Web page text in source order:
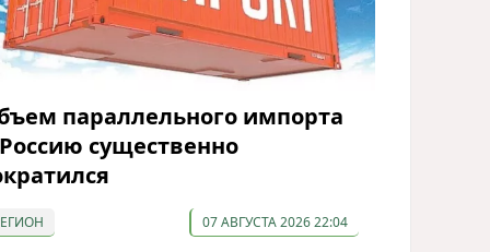
параллельного импорта
существенно
07 АВГУСТА 2026 22:04